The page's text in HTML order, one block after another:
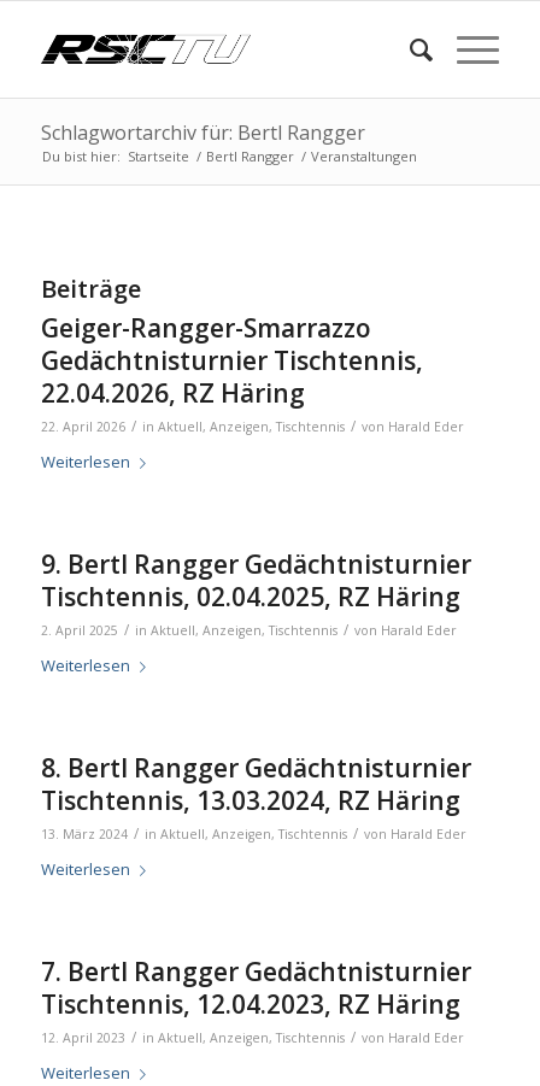
Schlagwortarchiv für: Bertl Rangger
Du bist hier: Startseite / Bertl Rangger / Veranstaltungen
Beiträge
Geiger-Rangger-Smarrazzo
Gedächtnisturnier Tischtennis,
22.04.2026, RZ Häring
22. April 2026 / in Aktuell, Anzeigen,Tischtennis / von Harald Eder
Weiterlesen
9. Bertl Rangger Gedächtnisturnier
Tischtennis, 02.04.2025, RZ Häring
2. April 2025 / in Aktuell, Anzeigen,Tischtennis / von Harald Eder
Weiterlesen
8. Bertl Rangger Gedächtnisturnier
Tischtennis, 13.03.2024, RZ Häring
13. März 2024 / in Aktuell, Anzeigen,Tischtennis / von Harald Eder
Weiterlesen
7. Bertl Rangger Gedächtnisturnier
Tischtennis, 12.04.2023, RZ Häring
12. April 2023 / in Aktuell, Anzeigen,Tischtennis / von Harald Eder
Weiterlesen